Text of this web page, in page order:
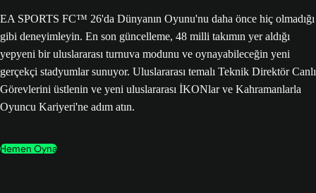
EA SPORTS FC™ 26'da Dünyanın Oyunu'nu daha önce hiç olmadığı
gibi deneyimleyin. En son güncelleme, 48 milli takımın yer aldığı
yepyeni bir uluslararası turnuva modunu ve oynayabileceğin yeni
gerçekçi stadyumlar sunuyor. Uluslararası temalı Teknik Direktör Canlı
Görevlerini üstlenin ve yeni uluslararası İKONlar ve Kahramanlarla
Oyuncu Kariyeri'ne adım atın.
Hemen Oyna